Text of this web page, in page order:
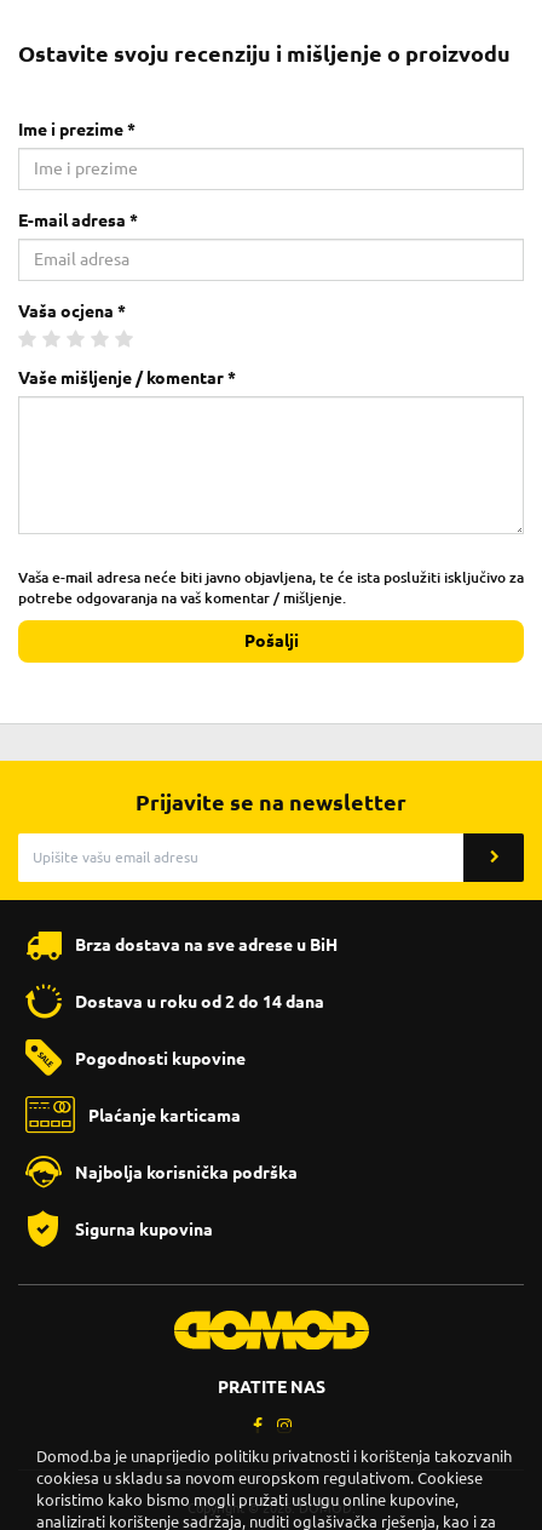
Ostavite svoju recenziju i mišljenje o proizvodu
Ime i prezime *
E-mail adresa *
Vaša ocjena *
Vaše mišljenje / komentar *
Vaša e-mail adresa neće biti javno objavljena, te će ista poslužiti isključivo za
potrebe odgovaranja na vaš komentar / mišljenje.
Pošalji
Prijavite se na newsletter
Brza dostava na sve adrese u BiH
Dostava u roku od 2 do 14 dana
Pogodnosti kupovine
Plaćanje karticama
Najbolja korisnička podrška
Sigurna kupovina
PRATITE NAS
Copyright © 2026. DOMOD.
Domod.ba je unaprijedio politiku privatnosti i korištenja takozvanih
cookiesa u skladu sa novom europskom regulativom. Cookiese
koristimo kako bismo mogli pružati uslugu online kupovine,
analizirati korištenje sadržaja, nuditi oglašivačka rješenja, kao i za